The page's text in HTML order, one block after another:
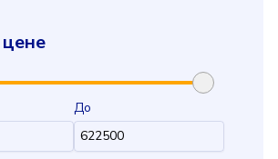
До